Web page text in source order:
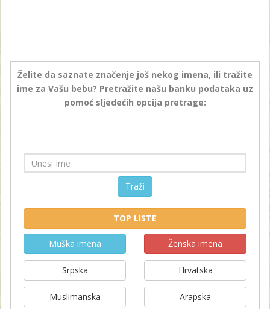
Želite da saznate značenje još nekog imena, ili tražite
ime za Vašu bebu? Pretražite našu banku podataka uz
pomoć sljedećih opcija pretrage:
Traži
TOP LISTE
Muška imena Ženska imena
Srpska Hrvatska
Muslimanska Arapska